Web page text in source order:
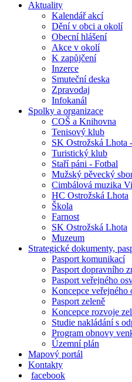
Aktuality
Kalendář akcí
Dění v obci a okolí
Obecní hlášení
Akce v okolí
K zapůjčení
Inzerce
Smuteční deska
Zpravodaj
Infokanál
Spolky a organizace
COŠ a Knihovna
Tenisový klub
SK Ostrožská Lhota
Turistický klub
Staří páni - Fotbal
Mužský pěvecký
Cimbálová muzika
HC Ostrožská Lhota
Škola
Farnost
SK Ostrožská Lhota
Muzeum
Strategické dokumenty,
Pasport komunikací
Pasport dopravního
Pasport veřejného
Koncepce veřejného
Pasport zeleně
Koncepce rozvoje
Studie nakládání s
Program obnovy
Územní plán
Mapový portál
Kontakty
facebook